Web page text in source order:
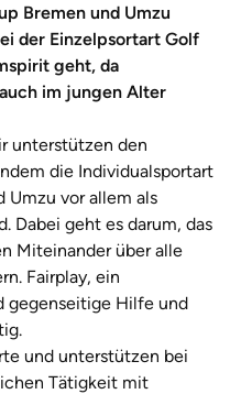
Bremen und Umzu
der Einzelpsortart Golf
geht, da
im jungen Alter
unterstützen den
die Individualsportart
Umzu vor allem als
Dabei geht es darum, das
Miteinander über alle
Fairplay, ein
gegenseitige Hilfe und
und unterstützen bei
Tätigkeit mit